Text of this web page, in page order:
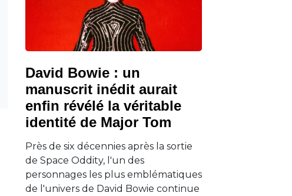
David Bowie : un
manuscrit inédit aurait
enfin révélé la véritable
identité de Major Tom
Près de six décennies après la sortie
de Space Oddity, l'un des
personnages les plus emblématiques
de l'univers de David Bowie continue